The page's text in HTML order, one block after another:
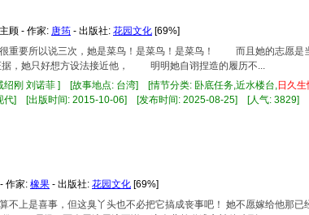
顾 - 作家: 唐筠 - 出版社: 花园文化 [69%]
要所以说三次，她是菜鸟！是菜鸟！是菜鸟！ 而且她的志愿是
据，她只好想方设法接近他， 明明她自诩捏造的履历不...
绍刚 刘诺菲 ] [故事地点: 台湾] [情节分类: 卧底任务,近水楼台, 日久 生
代] [出版时间: 2015-10-06] [发布时间: 2025-08-25] [人气: 3829]
作家: 橡果 - 出版社: 花园文化 [69%]
算不上是喜事，但这臭丫头也不必把它搞成丧事吧！ 她不愿嫁给他那